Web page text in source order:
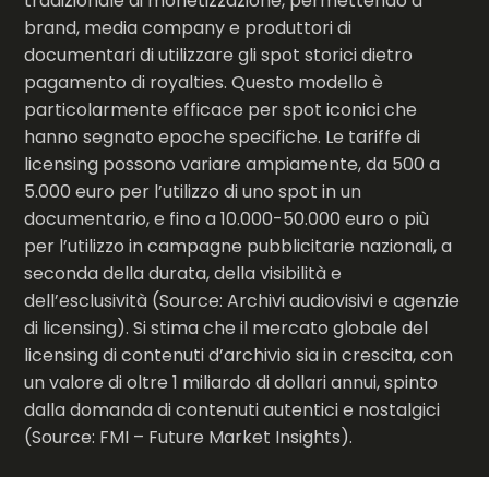
brand, media company e produttori di
documentari di utilizzare gli spot storici dietro
pagamento di royalties. Questo modello è
particolarmente efficace per spot iconici che
hanno segnato epoche specifiche. Le tariffe di
licensing possono variare ampiamente, da 500 a
5.000 euro per l’utilizzo di uno spot in un
documentario, e fino a 10.000-50.000 euro o più
per l’utilizzo in campagne pubblicitarie nazionali, a
seconda della durata, della visibilità e
dell’esclusività (Source: Archivi audiovisivi e agenzie
di licensing). Si stima che il mercato globale del
licensing di contenuti d’archivio sia in crescita, con
un valore di oltre 1 miliardo di dollari annui, spinto
dalla domanda di contenuti autentici e nostalgici
(Source: FMI – Future Market Insights).